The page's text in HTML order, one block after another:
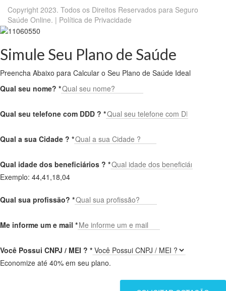
Copyright 2023. Todos os Direitos Reservados para Seguro
Saúde Online. | Política de Privacidade
Simule Seu Plano de Saúde
Preencha Abaixo para Calcular o Seu Plano de Saúde Ideal
Qual seu nome? *
Qual seu telefone com DDD ? *
Qual a sua Cidade ? *
Qual idade dos beneficiários ? *
Exemplo: 44,41,18,04
Qual sua profissão? *
Me informe um e mail *
Você Possui CNPJ / MEI ? *
Economize até 40% em seu plano.